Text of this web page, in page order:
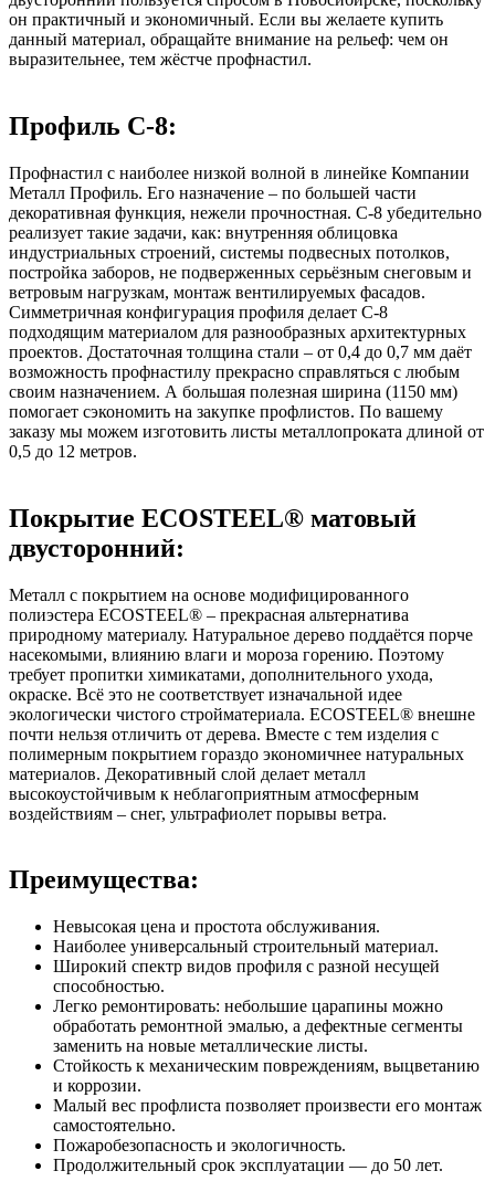
он практичный и экономичный. Если вы желаете купить
данный материал, обращайте внимание на рельеф: чем он
выразительнее, тем жёстче профнастил.
Профиль С-8:
Профнастил с наиболее низкой волной в линейке Компании
Металл Профиль. Его назначение – по большей части
декоративная функция, нежели прочностная. С-8 убедительно
реализует такие задачи, как: внутренняя облицовка
индустриальных строений, системы подвесных потолков,
постройка заборов, не подверженных серьёзным снеговым и
ветровым нагрузкам, монтаж вентилируемых фасадов.
Симметричная конфигурация профиля делает С-8
подходящим материалом для разнообразных архитектурных
проектов. Достаточная толщина стали – от 0,4 до 0,7 мм даёт
возможность профнастилу прекрасно справляться с любым
своим назначением. А большая полезная ширина (1150 мм)
помогает сэкономить на закупке профлистов. По вашему
заказу мы можем изготовить листы металлопроката длиной от
0,5 до 12 метров.
Покрытие ECOSTEEL® матовый
двусторонний:
Металл с покрытием на основе модифицированного
полиэстера ECOSTEEL® – прекрасная альтернатива
природному материалу. Натуральное дерево поддаётся порче
насекомыми, влиянию влаги и мороза горению. Поэтому
требует пропитки химикатами, дополнительного ухода,
окраске. Всё это не соответствует изначальной идее
экологически чистого стройматериала. ECOSTEEL® внешне
почти нельзя отличить от дерева. Вместе с тем изделия с
полимерным покрытием гораздо экономичнее натуральных
материалов. Декоративный слой делает металл
высокоустойчивым к неблагоприятным атмосферным
воздействиям – снег, ультрафиолет порывы ветра.
Преимущества:
Невысокая цена и простота обслуживания.
Наиболее универсальный строительный материал.
Широкий спектр видов профиля с разной несущей
способностью.
Легко ремонтировать: небольшие царапины можно
обработать ремонтной эмалью, а дефектные сегменты
заменить на новые металлические листы.
Стойкость к механическим повреждениям, выцветанию
и коррозии.
Малый вес профлиста позволяет произвести его монтаж
самостоятельно.
Пожаробезопасность и экологичность.
Продолжительный срок эксплуатации — до 50 лет.